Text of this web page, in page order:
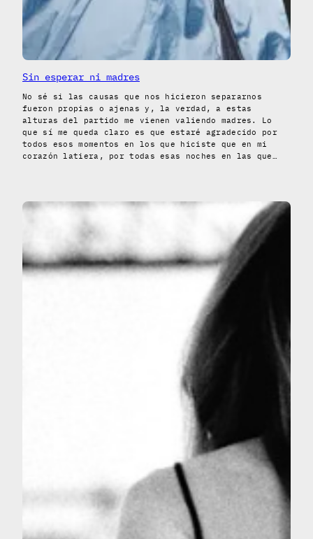
Sin esperar ni madres
No sé si las causas que nos hicieron separarnos
fueron propias o ajenas y, la verdad, a estas
alturas del partido me vienen valiendo madres. Lo
que sí me queda claro es que estaré agradecido por
todos esos momentos en los que hiciste que en mi
corazón latiera, por todas esas noches en las que…